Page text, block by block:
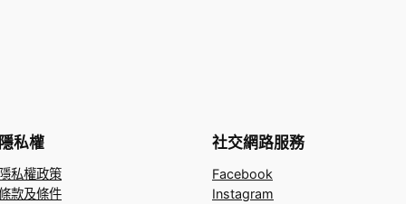
私權
私權政策
款及條件
社交網路服務
Facebook
Instagram